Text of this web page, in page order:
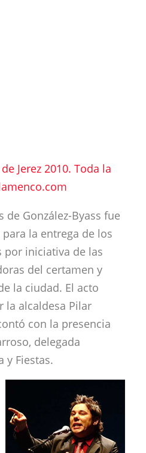
Jerez 2010. Toda la
de González-Byass fue
la entrega de los
por iniciativa de las
del certamen y
la ciudad. El acto
la alcaldesa Pilar
con la presencia
delegada
y Fiestas.